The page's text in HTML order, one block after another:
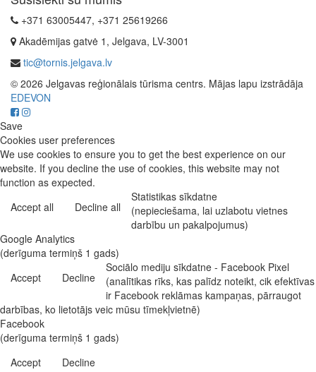
+371 63005447, +371 25619266
Akadēmijas gatvė 1, Jelgava, LV-3001
tic@tornis.jelgava.lv
© 2026 Jelgavas reģionālais tūrisma centrs. Mājas lapu izstrādāja
EDEVON
Save
Cookies user preferences
We use cookies to ensure you to get the best experience on our
website. If you decline the use of cookies, this website may not
function as expected.
Accept all
Decline all
Statistikas sīkdatne
(nepieciešama, lai uzlabotu vietnes
darbību un pakalpojumus)
Google Analytics
(derīguma termiņš 1 gads)
Accept
Decline
Sociālo mediju sīkdatne - Facebook Pixel
(analītikas rīks, kas palīdz noteikt, cik efektīvas
ir Facebook reklāmas kampaņas, pārraugot
darbības, ko lietotājs veic mūsu tīmekļvietnē)
Facebook
(derīguma termiņš 1 gads)
Accept
Decline